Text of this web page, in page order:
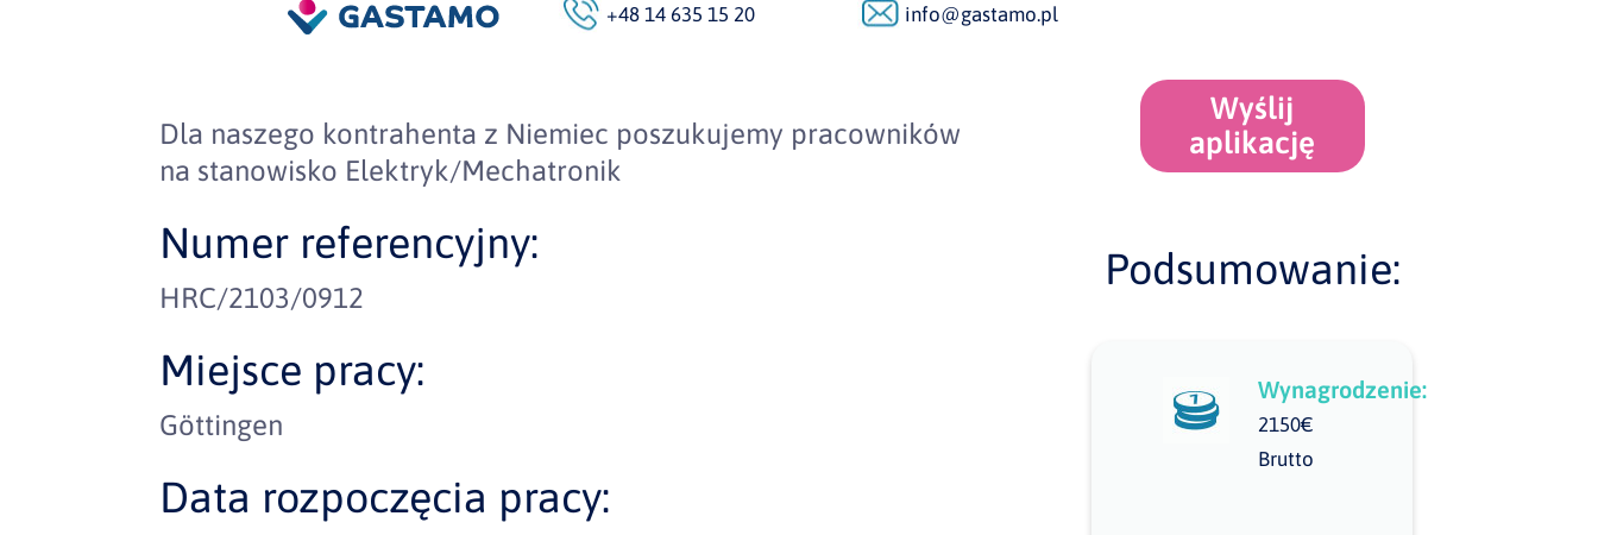
+48 14 635 15 20 info@gastamo.pl
Dla naszego kontrahenta z Niemiec poszukujemy pracowników
na stanowisko Elektryk/Mechatronik
Numer referencyjny:
HRC/2103/0912
Miejsce pracy:
Göttingen
Data rozpoczęcia pracy:
Wyślij
aplikację
Podsumowanie:
Wynagrodzenie:
2150€
Brutto